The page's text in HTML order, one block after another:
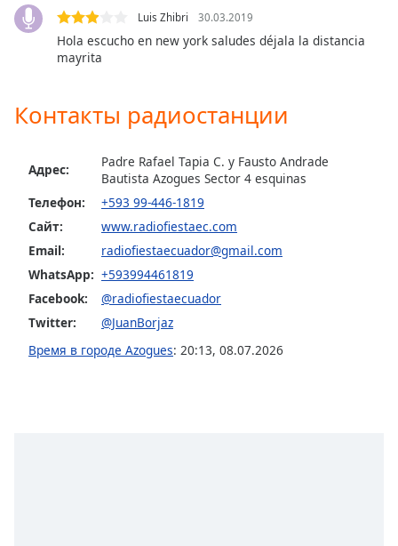
Font
Family
Done
Close
dialog
window.
Luis Zhibri 30.03.2019
Hola escucho en new york saludes déjala la distancia
mayrita
Контакты радиостанции
Адрес:
Padre Rafael Tapia C. y Fausto Andrade
Bautista Azogues Sector 4 esquinas
Телефон:
+593 99-446-1819
Сайт:
www.radiofiestaec.com
Email:
radiofiestaecuador@gmail.com
WhatsApp: +593994461819
Facebook:
@radiofiestaecuador
Twitter:
@JuanBorjaz
Время в городе Azogues: 20:13, 08.07.2026